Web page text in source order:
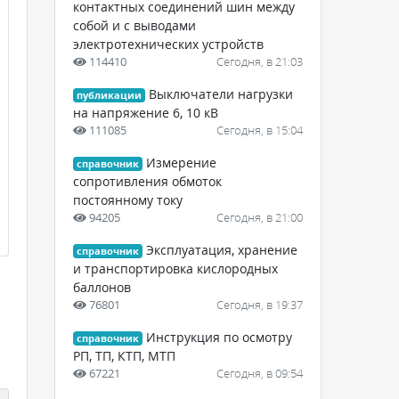
контактных соединений шин между
собой и с выводами
электротехнических устройств
114410 Сегодня, в 21:03
публикации
Выключатели нагрузки
на напряжение 6, 10 кВ
111085 Сегодня, в 15:04
справочник
Измерение
сопротивления обмоток
постоянному току
94205 Сегодня, в 21:00
справочник Эксплуатация, хранение
и транспортировка кислородных
баллонов
76801 Сегодня, в 19:37
справочник
Инструкция по осмотру
РП, ТП, КТП, МТП
67221 Сегодня, в 09:54